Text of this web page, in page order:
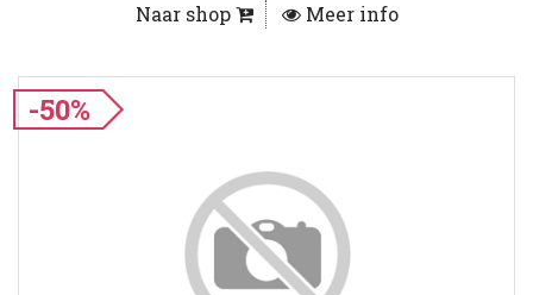
Naar shop Meer info
-50%